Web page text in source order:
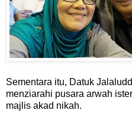
Sementara itu, Datuk
menziarahi pusara arwah
majlis akad nikah.